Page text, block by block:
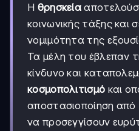
Η θρησκεία
κοινωνικής τάξης και
νομιμότητα της
Τα μέλη του έβλεπαν
κίνδυνο και
κοσμοπολιτισμό και
αποστασιοποίηση από
να προσεγγίσουν